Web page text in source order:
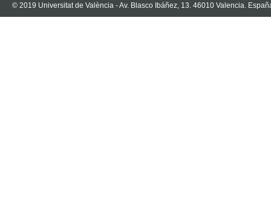
© 2019 Universitat de València - Av. Blasco Ibáñez, 13. 46010 Valencia.